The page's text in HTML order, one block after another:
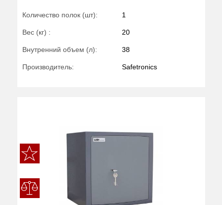
Количество полок (шт): 1
Вес (кг) : 20
Внутренний объем (л): 38
Производитель: Safetronics